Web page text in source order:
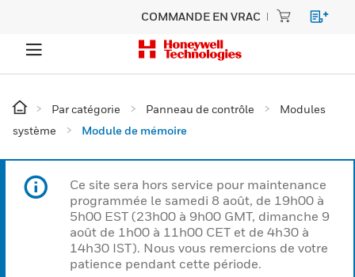
COMMANDE EN VRAC
Par catégorie Panneau de contrôle
Modules
système
Module de mémoire
Ce site sera hors service pour maintenance
programmée le samedi 8 août, de 19h00 à
5h00 EST (23h00 à 9h00 GMT, dimanche 9
août de 1h00 à 11h00 CET et de 4h30 à
14h30 IST). Nous vous remercions de votre
patience pendant cette période.